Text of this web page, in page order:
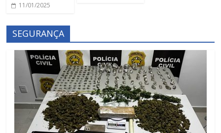
11/01/2025
SEGURANÇA